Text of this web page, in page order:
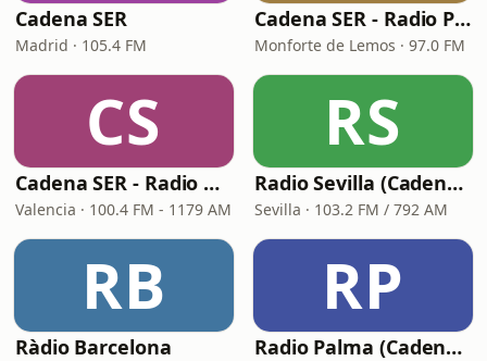
Cadena SER
Madrid · 105.4 FM
Cadena SER - Radio Principal Monforte
Monforte de Lemos · 97.0 FM
CS
Cadena SER - Radio Valencia
Valencia · 100.4 FM - 1179 AM
RS
Radio Sevilla (Cadena SER)
Sevilla · 103.2 FM / 792 AM
RB
Ràdio Barcelona
RP
Radio Palma (Cadena SER)